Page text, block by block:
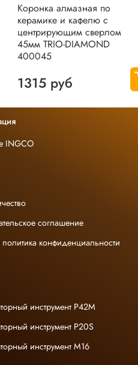
Коронка алмазная по
керамике и кафелю с
центрирующим сверлом
45мм TRIO-DIAMOND
400045
1315 руб
INGCO
соглашение
конфиденциальности
инструмент P42M
инструмент P20S
инструмент M16